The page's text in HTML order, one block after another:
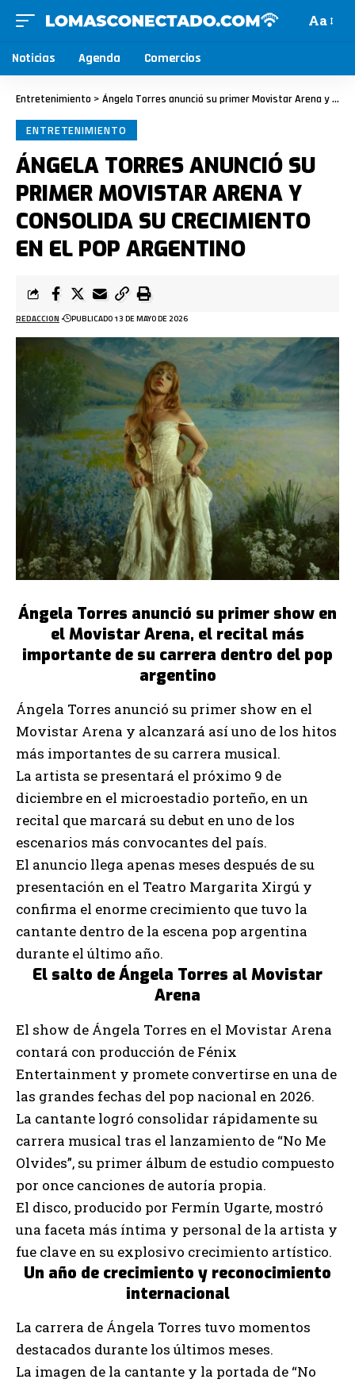
Aa
Noticias Agenda Comercios
Entretenimiento > Ángela Torres anunció su primer Movistar Arena y consolida su crecimiento en el pop argentino
ENTRETENIMIENTO
ÁNGELA TORRES ANUNCIÓ SU
PRIMER MOVISTAR ARENA Y
CONSOLIDA SU CRECIMIENTO
EN EL POP ARGENTINO
REDACCION PUBLICADO 13 DE MAYO DE 2026
Ángela Torres anunció su primer show en
el Movistar Arena, el recital más
importante de su carrera dentro del pop
argentino
Ángela Torres anunció su primer show en el
Movistar Arena y alcanzará así uno de los hitos
más importantes de su carrera musical.
La artista se presentará el próximo 9 de
diciembre en el microestadio porteño, en un
recital que marcará su debut en uno de los
escenarios más convocantes del país.
El anuncio llega apenas meses después de su
presentación en el Teatro Margarita Xirgú y
confirma el enorme crecimiento que tuvo la
cantante dentro de la escena pop argentina
durante el último año.
El salto de Ángela Torres al Movistar
Arena
El show de Ángela Torres en el Movistar Arena
contará con producción de Fénix
Entertainment y promete convertirse en una de
las grandes fechas del pop nacional en 2026.
La cantante logró consolidar rápidamente su
carrera musical tras el lanzamiento de “No Me
Olvides”, su primer álbum de estudio compuesto
por once canciones de autoría propia.
El disco, producido por Fermín Ugarte, mostró
una faceta más íntima y personal de la artista y
fue clave en su explosivo crecimiento artístico.
Un año de crecimiento y reconocimiento
internacional
La carrera de Ángela Torres tuvo momentos
destacados durante los últimos meses.
La imagen de la cantante y la portada de “No